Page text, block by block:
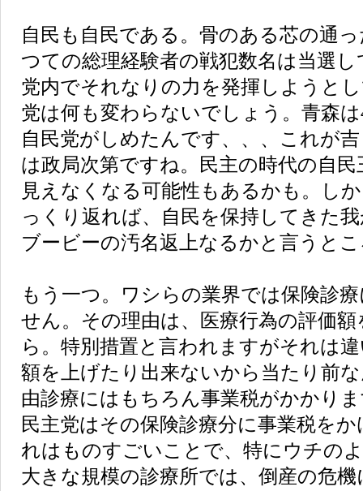
自民も自民である。骨のある芯の通
つての総理経験者の戦犯数名は当選
党内でそれなりの力を発揮しようと
党は何も変わらないでしょう。青森
自民党がしめたんです、、、これが
は政局次第ですね。民主の時代の自
見えなくなる可能性もあるかも。し
っくり返れば、自民を保持してきた
ブービーの汚名返上なるかと言うと
もう一つ。ワシらの業界では保険診
せん。その理由は、医療行為の評価
ら。特別措置と言われますがそれは
額を上げたり出来ないから当たり前
由診療にはもちろん事業税がかかり
民主党はその保険診療分に事業税を
れはものすごいことで、特にウチの
大きな規模の診療所では、倒産の危